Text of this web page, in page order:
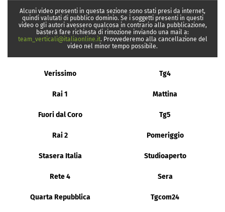
Alcuni video presenti in questa sezione sono stati presi da internet,
quindi valutati di pubblico dominio. Se i soggetti presenti in questi
video o gli autori avessero qualcosa in contrario alla pubblicazione,
basterà fare richiesta di rimozione inviando una mail a:
team_verticali@italiaonline.it. Provvederemo alla cancellazione del
video nel minor tempo possibile.
Verissimo Tg4
Rai 1 Mattina
Fuori dal Coro Tg5
Rai 2 Pomeriggio
Stasera Italia Studioaperto
Rete 4 Sera
Quarta Repubblica Tgcom24